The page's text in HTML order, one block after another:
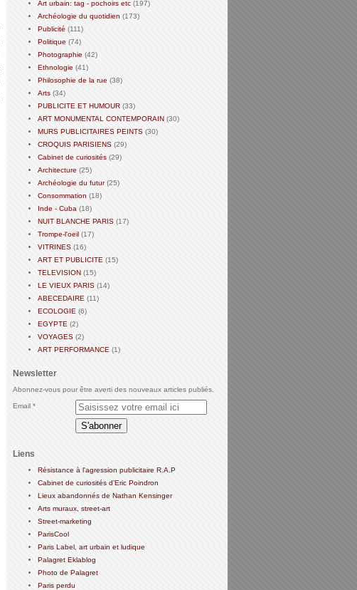
Art urbain: tag - pochoirs etc (197)
Archéologie du quotidien (173)
Publicité (111)
Politique (74)
Photographie (42)
Ethnologie (41)
Philosophie de la rue (38)
Arts (34)
PUBLICITE ET HUMOUR (33)
ART MONUMENTAL CONTEMPORAIN (30)
MURS PUBLICITAIRES PEINTS (30)
CROQUIS PARISIENS (29)
Cabinet de curiosités (29)
Architecture (25)
Archéologie du futur(25)
Consommation (18)
Inde - Cuba (18)
NUIT BLANCHE PARIS (17)
Trompe-l'oeil (17)
VITRINES (16)
ART ET PUBLICITE (15)
TELEVISION (15)
LE VIEUX PARIS (14)
ABECEDAIRE (11)
ECOLOGIE (6)
EGYPTE (2)
VOYAGES (2)
ART PERFORMANCE (1)
Newsletter
Abonnez-vous pour être averti des nouveaux articles publiés.
Email
Liens
Résistance à l'agression publicitaire R.A.P
Cabinet de curiosités d'Eric Poindron
Lieux abandonnés de Nathan Kensinger
Arts muraux, street-art
Street-marketing
ParisCool
Paris Label, art urbain et ludique
Palagret Eklablog
Photo de Palagret
Paris perdu